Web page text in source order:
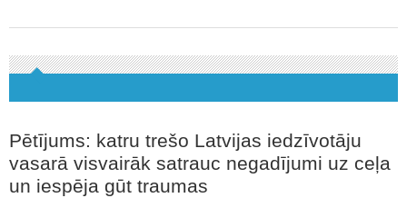
Pētījums: katru trešo Latvijas iedzīvotāju
vasarā visvairāk satrauc negadījumi uz ceļa
un iespēja gūt traumas